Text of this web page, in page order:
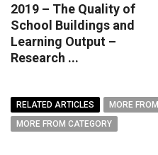
2019 – The Quality of
School Buildings and
Learning Output –
Research ...
RELATED ARTICLES
MORE
MORE FROM CATEGORY